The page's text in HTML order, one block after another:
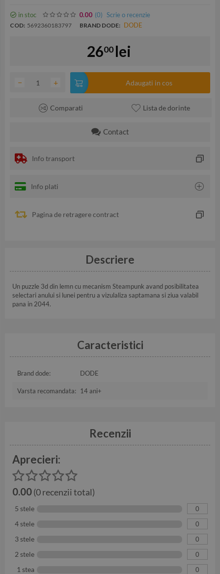
in stoc 0.00 (0) Scrie o recenzie
COD: 5692360183797 BRAND DODE: DODE
2600 lei
+
− Adaugati in cos
Comparati Lista de dorinte
Contact
Info transport
Info plati
Pagina de retragere contract
Descriere
Un puzzle 3d din lemn cu mecanism Steampunk avand posibilitatea
selectari anului si lunei pentru a vizulaliza saptamana si ziua valabil
pana in 2044.
Caracteristici
Brand dode: DODE
Varsta recomandata: 14 ani+
Recenzii
Aprecieri:
0.00(0 recenzii total)
5 stele 0
4 stele 0
3 stele 0
2 stele 0
1 stea 0